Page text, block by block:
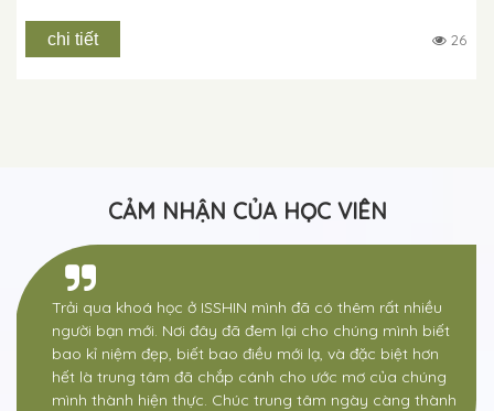
chi tiết 26
CẢM NHẬN CỦA HỌC VIÊN
Trải qua khoá học ở ISSHIN mình đã có thêm rất nhiều
người bạn mới. Nơi đây đã đem lại cho chúng mình biết
bao kỉ niệm đẹp, biết bao điều mới lạ, và đặc biệt hơn
hết là trung tâm đã chắp cánh cho ước mơ của chúng
mình thành hiện thực. Chúc trung tâm ngày càng thành